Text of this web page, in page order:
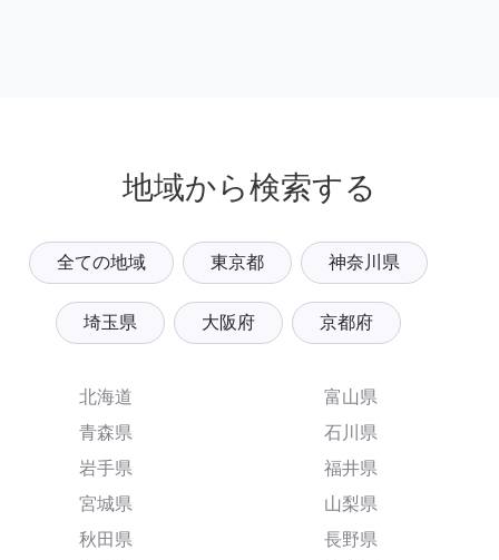
地域から検索する
全ての地域 東京都 神奈川県
埼玉県 大阪府 京都府
北海道
青森県
岩手県
宮城県
秋田県
富山県
石川県
福井県
山梨県
長野県